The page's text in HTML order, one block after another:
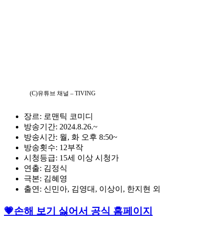
(C)유튜브 채널 – TIVING
장르: 로맨틱 코미디
방송기간: 2024.8.26.~
방송시간: 월, 화 오후 8:50~
방송횟수: 12부작
시청등급: 15세 이상 시청가
연출: 김정식
극본: 김혜영
출연: 신민아, 김영대, 이상이, 한지현 외
💗손해 보기 싫어서 공식 홈페이지